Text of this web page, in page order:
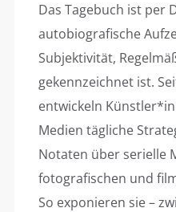
Das Tagebuch ist per
autobiografische
Subjektivität,
gekennzeichnet ist.
entwickeln
Medien tägliche
Notaten über serielle
fotografischen und
So exponieren sie –